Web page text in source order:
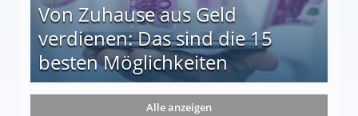
Von Zuhause aus Geld
verdienen: Das sind die 15
besten Möglichkeiten
die 15 besten Möglichkeiten
Alle anzeigen